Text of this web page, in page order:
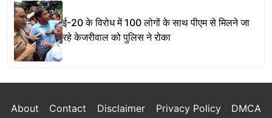
ई-20 के विरोध में 100 लोगों के साथ पीएम से मिलने जा
रहे केजरीवाल को पुलिस ने रोका
About Contact Disclaimer Privacy Policy DMCA